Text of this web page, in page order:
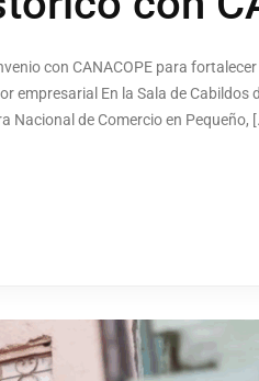
con CANACOPE para
empresarial En la Sala de Cabildos
Nacional de Comercio en Pequeño,